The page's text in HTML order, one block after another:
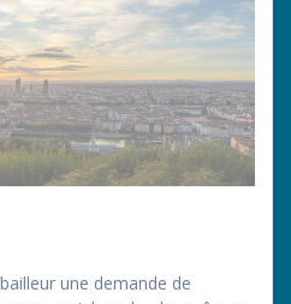
une demande de